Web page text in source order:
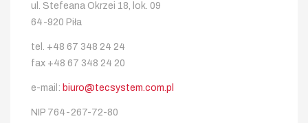
ul. Stefeana Okrzei 18, lok. 09
64-920 Piła
tel. +48 67 348 24 24
fax +48 67 348 24 20
e-mail: biuro@tecsystem.com.pl
NIP 764-267-72-80